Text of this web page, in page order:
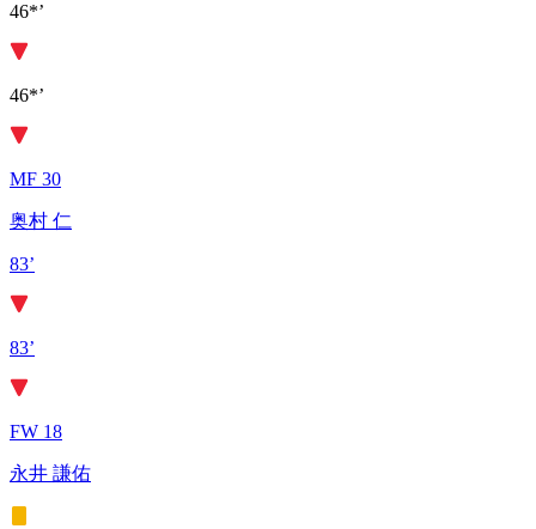
46*’
46*’
MF 30
奥村 仁
83’
83’
FW 18
永井 謙佑